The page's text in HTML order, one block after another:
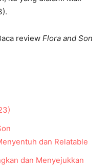
review Flora and Son
dan Relatable
dan Menyejukkan